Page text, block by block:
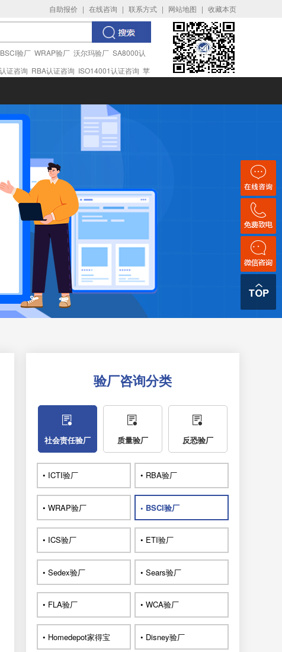
自助报价 | 在线咨询 | 联系方式 | 网站地图 | 收藏本页
BSCI验厂 WRAP验厂 沃尔玛验厂 SA8000认
证咨询 RBA认证咨询 ISO14001认证咨询 苹
验厂咨询分类
社会责任验厂 质量验厂 反恐验厂
• ICTI验厂 • RBA验厂
• WRAP验厂 • BSCI验厂
• ICS验厂 • ETI验厂
• Sedex验厂 • Sears验厂
• FLA验厂 • WCA验厂
• Homedepot家得宝 • Disney验厂